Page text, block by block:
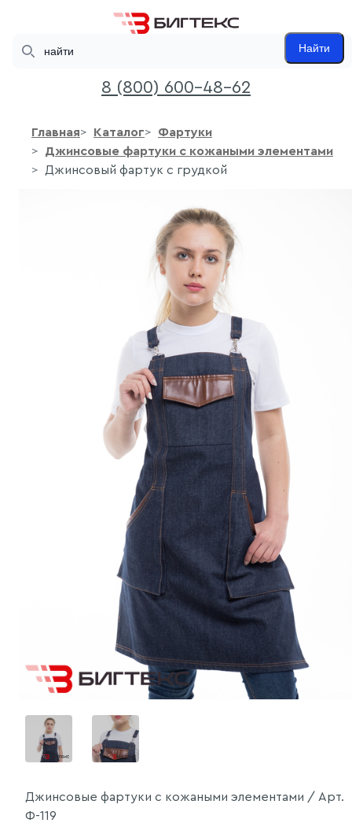
Найти
8 (800) 600-48-62
Главная Каталог
Фартуки
Джинсовые фартуки с кожаными элементами
Джинсовый фартук с грудкой
Джинсовые фартуки с кожаными элементами / Арт.
Ф-119